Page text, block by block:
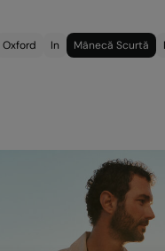
Oxford In Mânecă Scurtă